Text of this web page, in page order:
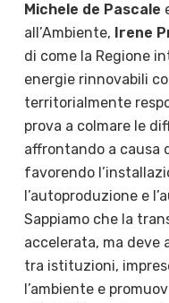
Michele de Pascale
all’Ambiente, Irene
di come la Regione
energie rinnovabili
territorialmente
prova a colmare le
affrontando a causa
favorendo
l’autoproduzione e
Sappiamo che la
accelerata, ma deve
tra istituzioni,
l’ambiente e